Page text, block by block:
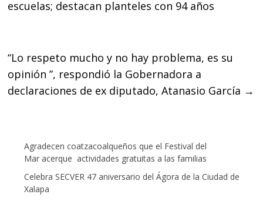
o
e
A
escuelas; destacan planteles con 94 años
“Lo respeto mucho y no hay problema, es su
opinión ”, respondió la Gobernadora a
declaraciones de ex diputado, Atanasio García →
Agradecen coatzacoalqueños que el Festival del
Mar acerque actividades gratuitas a las familias
Celebra SECVER 47 aniversario del Ágora de la Ciudad de
Xalapa